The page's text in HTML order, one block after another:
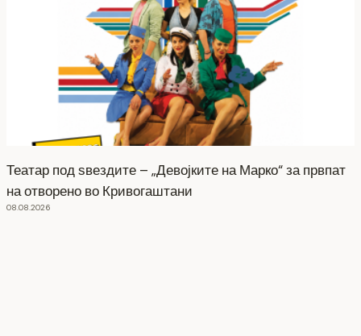
Театар под ѕвездите – „Девојките на Марко“ за првпат
на отворено во Кривогаштани
08.08.2026